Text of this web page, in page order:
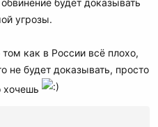
угрозы.
как в России всё плохо,
не будет доказывать, просто
хочешь